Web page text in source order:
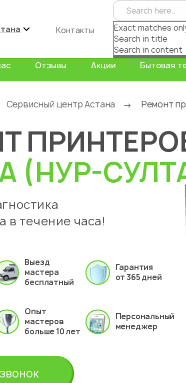
Контакты
Exact matches
Search in title
Search in content
Отзывы Акции Бытовая
Сервисный центр Астана → Ремонт
(НУР-
в течение часа!
Выезд
мастера
бесплатный
Гарантия
от 365 дней
Опыт
мастеров
больше 10 лет
Персональный
менеджер